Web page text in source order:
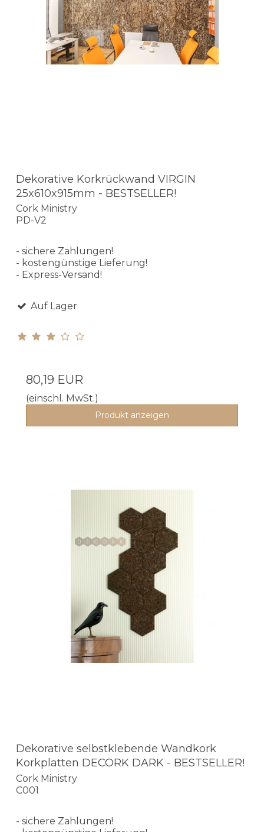
Dekorative Korkrückwand VIRGIN
25x610x915mm - BESTSELLER!
Cork Ministry
PD-V2
- sichere Zahlungen!
- kostengünstige Lieferung!
- Express-Versand!
Auf Lager
80,19 EUR
(einschl. MwSt.)
Produkt anzeigen
Dekorative selbstklebende Wandkork
Korkplatten DECORK DARK - BESTSELLER!
Cork Ministry
C001
- sichere Zahlungen!